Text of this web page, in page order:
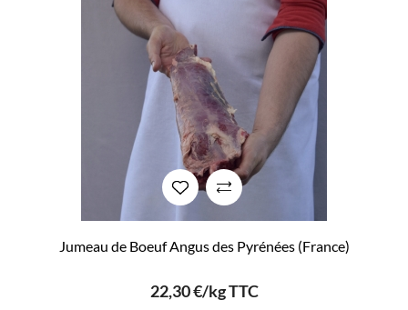
Jumeau de Boeuf Angus des Pyrénées (France)
22,30 €/kg TTC